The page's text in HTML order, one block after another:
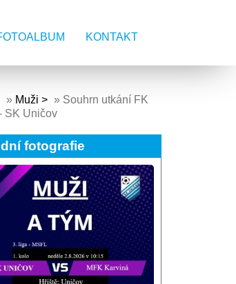
KONTAKT
» Muži » Souhrn utkání FK
SK Uničov
fotografie